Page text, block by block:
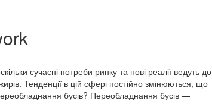
сучасні потреби ринку та нові реалії ведуть до
Тенденції в цій сфері постійно змінюються, що
бусів? Переобладнання бусів —